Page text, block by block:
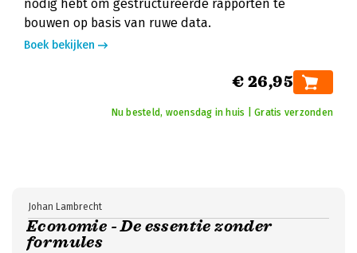
nodig hebt om gestructureerde rapporten te
bouwen op basis van ruwe data.
Boek bekijken
€ 26,95
Nu besteld, woensdag in huis | Gratis verzonden
Economie - De essentie zonder
formules
Johan Lambrecht